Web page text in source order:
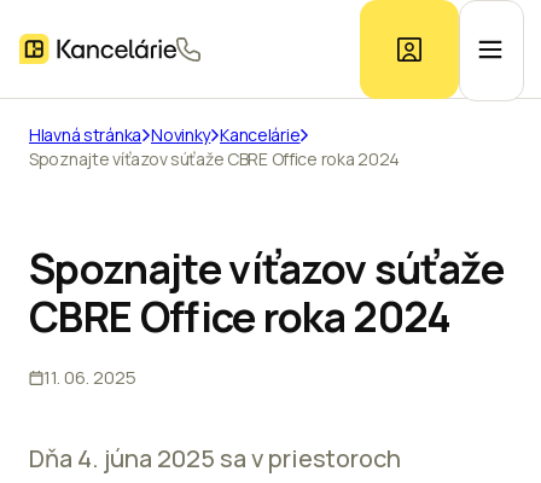
Ponuka kancelárií
Prieskum trhu
Kontakt
Hlavná stránka Novinky Kancelárie
Spoznajte víťazov súťaže CBRE Office roka 2024
Spoznajte víťazov súťaže
CBRE Office roka 2024
11. 06. 2025
Dňa 4. júna 2025 sa v priestoroch